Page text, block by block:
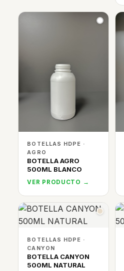
BOTELLAS HDPE ·
AGRO
BOTELLA AGRO
500ML BLANCO
VER PRODUCTO →
BOTELLAS HDPE ·
CANYON
BOTELLA CANYON
500ML NATURAL